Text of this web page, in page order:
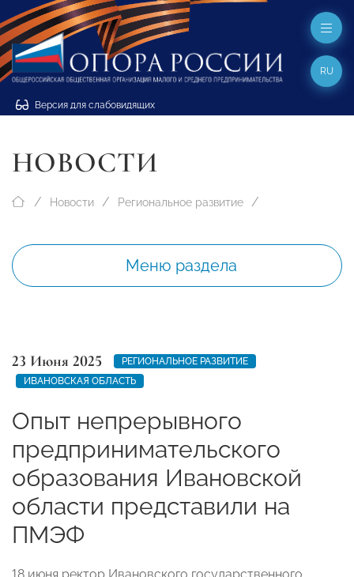
Версия для слабовидящих
RU
НОВОСТИ
Новости Региональное развитие
Меню раздела
23 Июня 2025
РЕГИОНАЛЬНОЕ РАЗВИТИЕ
ИВАНОВСКАЯ ОБЛАСТЬ
Опыт непрерывного
предпринимательского
образования Ивановской
области представили на
ПМЭФ